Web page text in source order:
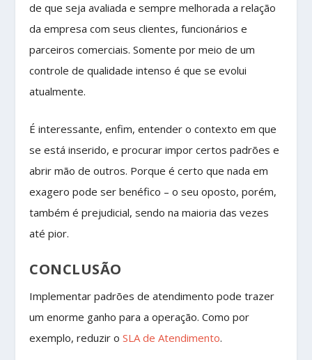
de que seja avaliada e sempre melhorada a relação
da empresa com seus clientes, funcionários e
parceiros comerciais. Somente por meio de um
controle de qualidade intenso é que se evolui
atualmente.
É interessante, enfim, entender o contexto em que
se está inserido, e procurar impor certos padrões e
abrir mão de outros. Porque é certo que nada em
exagero pode ser benéfico – o seu oposto, porém,
também é prejudicial, sendo na maioria das vezes
até pior.
CONCLUSÃO
Implementar padrões de atendimento pode trazer
um enorme ganho para a operação. Como por
exemplo, reduzir oSLA de Atendimento.